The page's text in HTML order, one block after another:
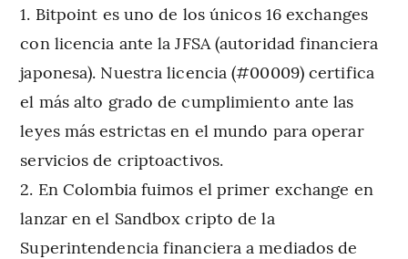
Bitpoint es uno de los únicos 16 exchanges
con licencia ante la JFSA (autoridad financiera
japonesa). Nuestra licencia (#00009) certifica
el más alto grado de cumplimiento ante las
leyes más estrictas en el mundo para operar
servicios de criptoactivos.
En Colombia fuimos el primer exchange en
lanzar en el Sandbox cripto de la
Superintendencia financiera a mediados de